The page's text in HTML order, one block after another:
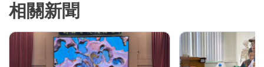
相關新聞